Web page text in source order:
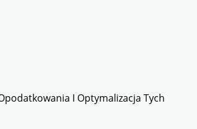
I Optymalizacja Tych